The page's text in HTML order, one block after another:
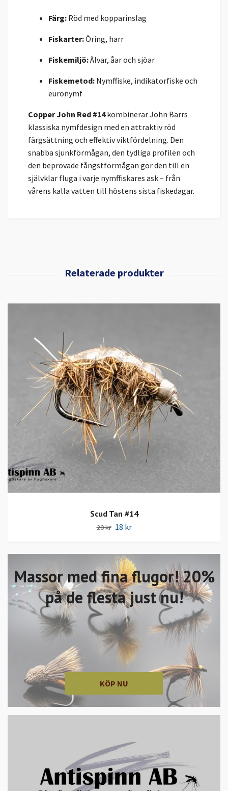
Massor med fina flugor! 20%
på de flesta just nu!
KÖP NU
Färg: Röd med kopparinslag
Fiskarter:Öring, harr
Fiskemiljö:Älvar, åar och sjöar
Fiskemetod: Nymffiske, indikatorfiske och
euronymf
Copper John Red #14kombinerar John Barrs
klassiska nymfdesign med en attraktiv röd
färgsättning och effektiv viktfördelning. Den
snabba sjunkförmågan, den tydliga profilen och
den beprövade fångstförmågan gör den till en
självklar fluga i varje nymffiskares ask – från
vårens kalla vatten till höstens sista fiskedagar.
Scud Tan #14
20 kr 18 kr